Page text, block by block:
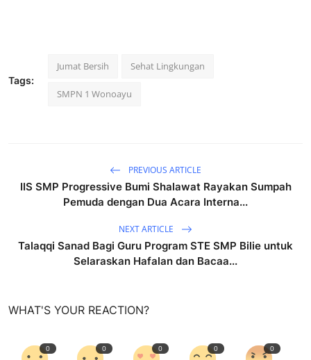
Tags:
Jumat Bersih Sehat Lingkungan
SMPN 1 Wonoayu
PREVIOUS ARTICLE
IIS SMP Progressive Bumi Shalawat Rayakan Sumpah
Pemuda dengan Dua Acara Interna...
NEXT ARTICLE
Talaqqi Sanad Bagi Guru Program STE SMP Bilie untuk
Selaraskan Hafalan dan Bacaa...
WHAT'S YOUR REACTION?
0 0 0 0 0